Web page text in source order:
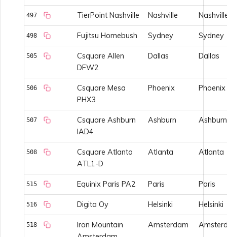
497 TierPoint Nashville Nashville
498 Fujitsu Homebush Sydney Sydney
505
Csquare Allen
DFW2
Dallas Dallas
506
Csquare Mesa
PHX3
Phoenix Phoenix
507
Csquare Ashburn
IAD4
Ashburn Ashburn
508
Csquare Atlanta
ATL1-D
Atlanta Atlanta
515 Equinix Paris PA2 Paris Paris
516 Digita Oy Helsinki Helsinki
518
Iron Mountain
Amsterdam